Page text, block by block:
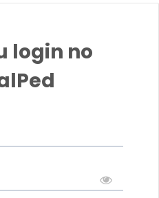
login no